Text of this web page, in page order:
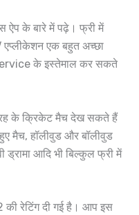
ऐप के बारे में पढ़े। फ्री में
एक बहुत अच्छा
के इस्तेमाल कर सकते
के क्रिकेट मैच देख सकते हैं
मैच, हॉलीवुड और बॉलीवुड
ड्रामा आदि भी बिल्कुल फ्री में
रेटिंग दी गई है। आप इस